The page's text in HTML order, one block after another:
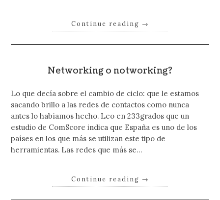
Continue reading →
Networking o notworking?
Lo que decía sobre el cambio de ciclo: que le estamos
sacando brillo a las redes de contactos como nunca
antes lo habíamos hecho. Leo en 233grados que un
estudio de ComScore indica que España es uno de los
países en los que más se utilizan este tipo de
herramientas. Las redes que más se…
Continue reading →